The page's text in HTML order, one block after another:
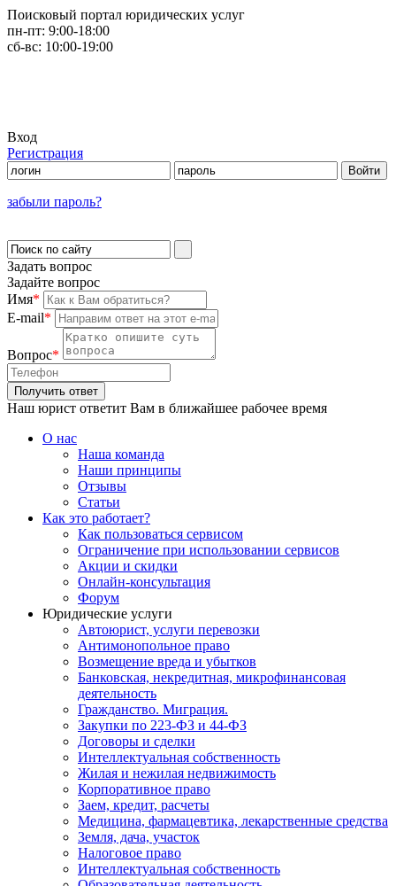
Поисковый портал юридических услуг
пн-пт: 9:00-18:00
сб-вс: 10:00-19:00
Вход
Регистрация
забыли пароль?
Задать вопрос
Задайте вопрос
Имя*
E-mail*
Вопрос*
Наш юрист ответит Вам в ближайшее рабочее время
О нас
Наша команда
Наши принципы
Отзывы
Статьи
Как это работает?
Как пользоваться сервисом
Ограничение при использовании сервисов
Акции и скидки
Онлайн-консультация
Форум
Юридические услуги
Автоюрист, услуги перевозки
Антимонопольное право
Возмещение вреда и убытков
Банковская, некредитная, микрофинансовая
деятельность
Гражданство. Миграция.
Закупки по 223-ФЗ и 44-ФЗ
Договоры и сделки
Интеллектуальная собственность
Жилая и нежилая недвижимость
Корпоративное право
Заем, кредит, расчеты
Медицина, фармацевтика, лекарственные средства
Земля, дача, участок
Налоговое право
Интеллектуальная собственность